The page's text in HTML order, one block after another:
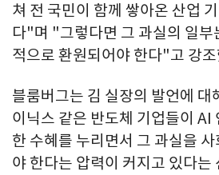
쳐 전 국민이 함께 쌓아온 산업
다"며 "그렇다면 그 과실의 일부
적으로 환원되어야 한다"고 강
블룸버그는 김 실장의 발언에
이닉스 같은 반도체 기업들이 AI
한 수혜를 누리면서 그 과실을
야 한다는 압력이 커지고 있다